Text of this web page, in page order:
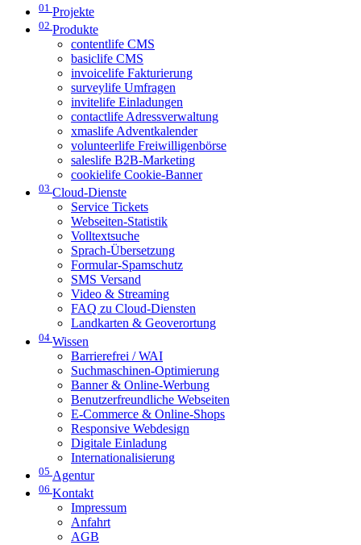
01 Projekte
02 Produkte
contentlife CMS
basiclife CMS
invoicelife Fakturierung
surveylife Umfragen
invitelife Einladungen
contactlife Adressverwaltung
xmaslife Adventkalender
volunteerlife Freiwilligenbörse
saleslife B2B-Marketing
cookielife Cookie-Banner
03 Cloud-Dienste
Service Tickets
Webseiten-Statistik
Volltextsuche
Sprach-Übersetzung
Formular-Spamschutz
SMS Versand
Video & Streaming
FAQ zu Cloud-Diensten
Landkarten & Geoverortung
04 Wissen
Barrierefrei / WAI
Suchmaschinen-Optimierung
Banner & Online-Werbung
Benutzerfreundliche Webseiten
E-Commerce & Online-Shops
Responsive Webdesign
Digitale Einladung
Internationalisierung
05 Agentur
06 Kontakt
Impressum
Anfahrt
AGB